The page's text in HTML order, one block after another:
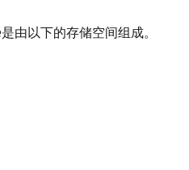
以下的存储空间组成。